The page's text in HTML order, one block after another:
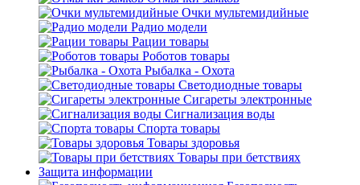
Очки мультемидийные
Радио модели
Рации товары
Роботов товары
Рыбалка - Охота
Светодиодные товары
Сигареты электронные
Сигнализация воды
Спорта товары
Товары здоровья
Товары при бетствиях
Защита информации